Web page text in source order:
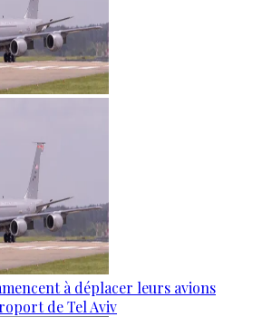
à déplacer leurs avions
de Tel Aviv